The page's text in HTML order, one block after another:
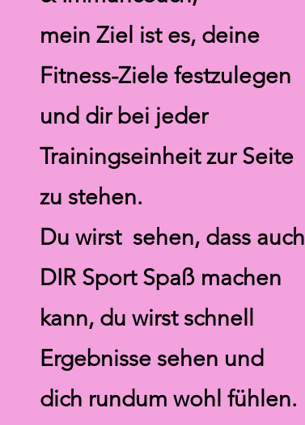
mein Ziel ist es, deine
Fitness-Ziele festzulegen
und dir bei jeder
Trainingseinheit zur Seite
zu stehen.
Du wirst sehen, dass auch
DIR Sport Spaß machen
kann, du wirst schnell
Ergebnisse sehen und
dich rundum wohl fühlen.